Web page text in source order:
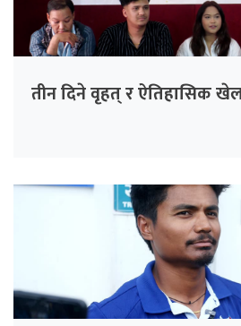
तीन दिने वृहत् र ऐतिहासिक